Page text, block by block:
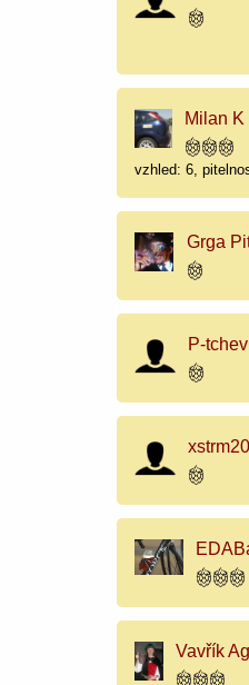
Milan K
vzhled: 6,
Grga
P-tchev
xstrm20
Vavřík Ag